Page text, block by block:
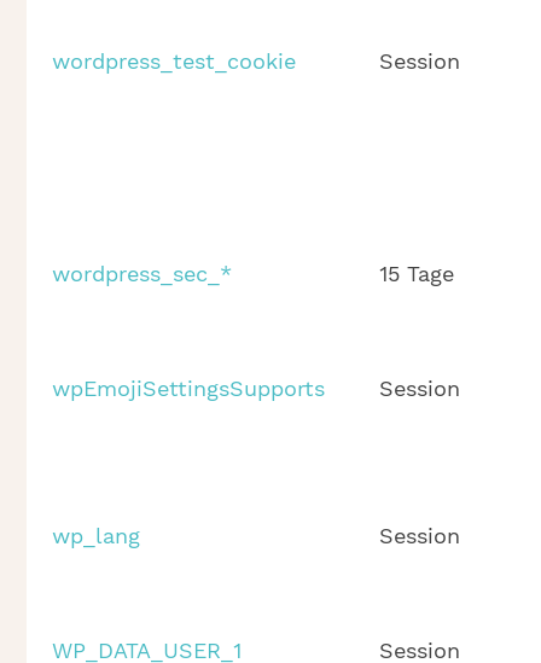
wordpress_test_cookie Session
wordpress_sec_* 15 Tage
wpEmojiSettingsSupports Session
wp_lang Session
WP_DATA_USER_1 Session